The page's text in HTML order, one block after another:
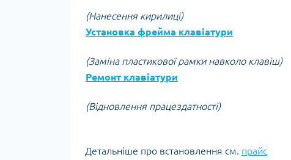
(Нанесення кирилиці)
Установка фрейма клавіатури
(Заміна пластикової рамки навколо клавіш)
Ремонт клавіатури
(Відновлення працездатності)
Детальніше про встановлення см. прайс